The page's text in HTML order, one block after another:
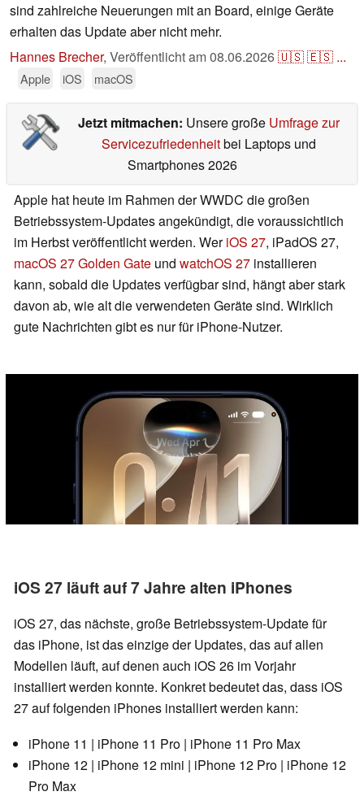
sind zahlreiche Neuerungen mit an Board, einige Geräte
erhalten das Update aber nicht mehr.
Hannes Brecher, Veröffentlicht am08.06.2026🇺🇸🇪🇸 ...
Apple iOS macOS
Jetzt mitmachen: Unsere große Umfrage zur
Servicezufriedenheitbei Laptops und
Smartphones 2026
Apple hat heute im Rahmen der WWDC die großen
Betriebssystem-Updates angekündigt, die voraussichtlich
im Herbst veröffentlicht werden. WeriOS 27, iPadOS 27,
macOS 27 Golden Gate und watchOS 27 installieren
kann, sobald die Updates verfügbar sind, hängt aber stark
davon ab, wie alt die verwendeten Geräte sind. Wirklich
gute Nachrichten gibt es nur für iPhone-Nutzer.
iOS 27 läuft auf 7 Jahre alten iPhones
iOS 27, das nächste, große Betriebssystem-Update für
das iPhone, ist das einzige der Updates, das auf allen
Modellen läuft, auf denen auch iOS 26 im Vorjahr
installiert werden konnte. Konkret bedeutet das, dass iOS
27 auf folgenden iPhones installiert werden kann:
iPhone 11 | iPhone 11 Pro | iPhone 11 Pro Max
iPhone 12 | iPhone 12 mini | iPhone 12 Pro | iPhone 12
Pro Max